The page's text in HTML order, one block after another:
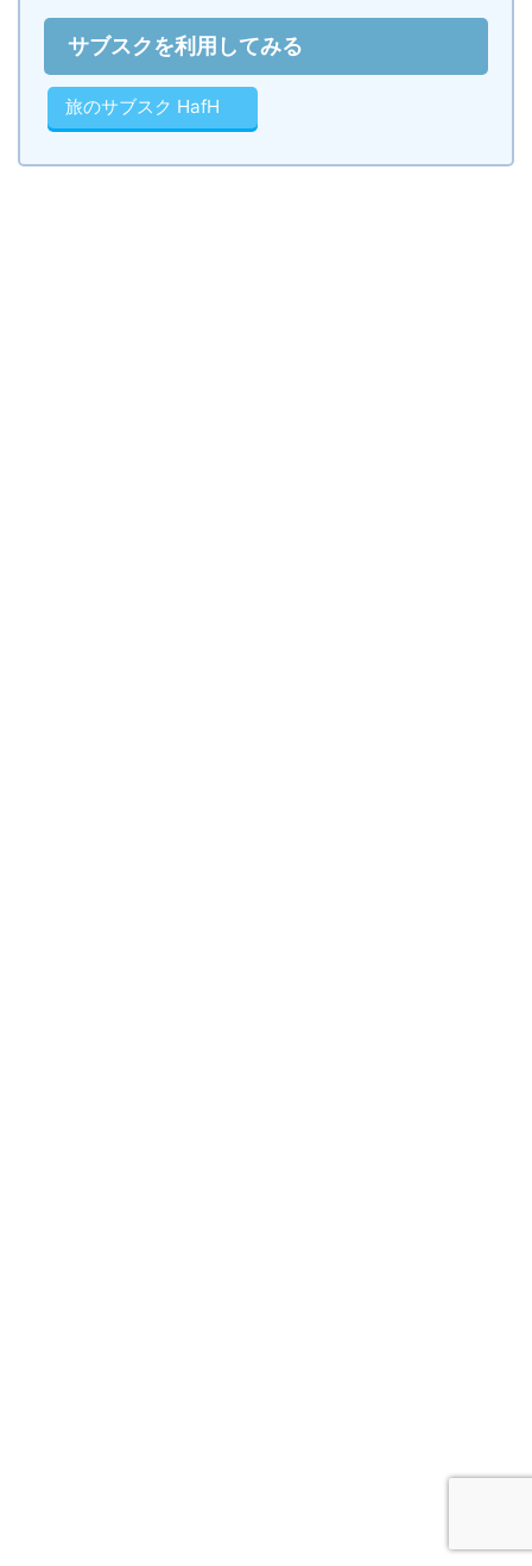
サブスクを利用してみる
旅のサブスク HafH